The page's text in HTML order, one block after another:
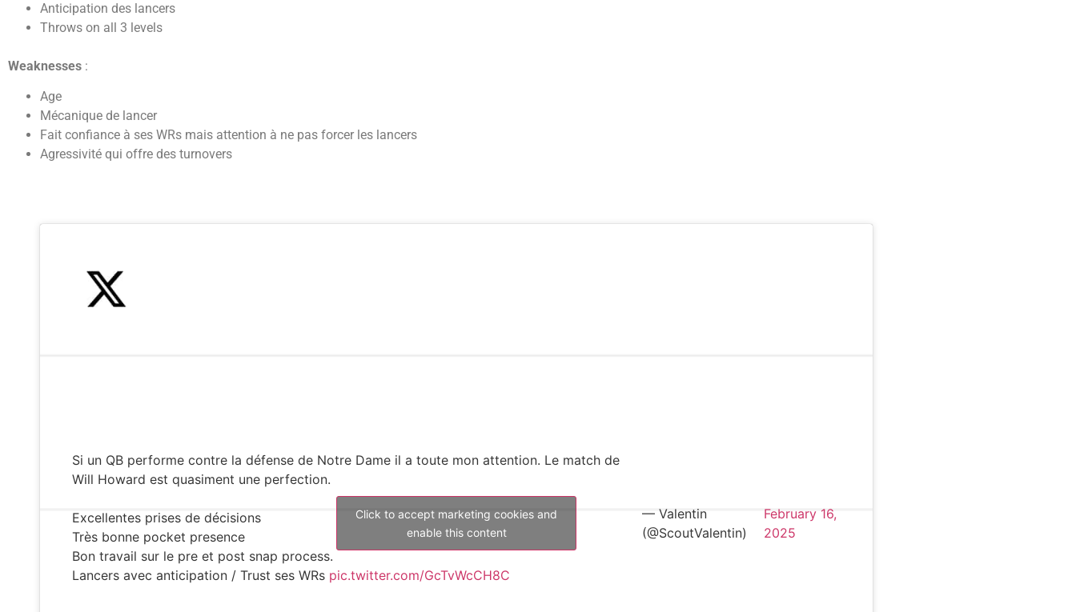
Anticipation des lancers
Throws on all 3 levels
Weaknesses :
Age
Mécanique de lancer
Fait confiance à ses WRs mais attention à ne pas forcer les lancers
Agressivité qui offre des turnovers
Si un QB performe contre la défense de Notre Dame il a toute mon attention. Le match de
Will Howard est quasiment une perfection.
Excellentes prises de décisions
Très bonne pocket presence
Bon travail sur le pre et post snap process.
Lancers avec anticipation / Trust ses WRs pic.twitter.com/GcTvWcCH8C
— Valentin
(@ScoutValentin)
February 16,
2025
Click to accept marketing cookies and
enable this content